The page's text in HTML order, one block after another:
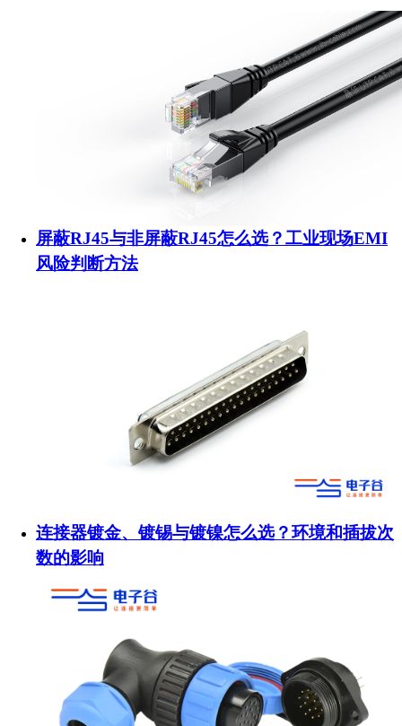
屏蔽RJ45与非屏蔽RJ45怎么选？工业现场EMI
风险判断方法
连接器镀金、镀锡与镀镍怎么选？环境和插拔次
数的影响